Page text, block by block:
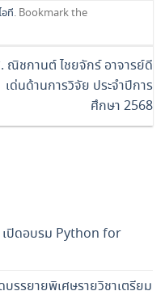
อที. Bookmark the
ณิชกานต์ ไชยจักร์ อาจารย์ดี
เด่นด้านการวิจัย ประจำปีการ
ศึกษา 2568
เปิดอบรม Python for
รรยายพิเศษรายวิชาเตรียม